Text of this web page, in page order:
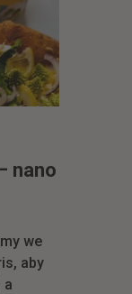
nano
we
aby
a